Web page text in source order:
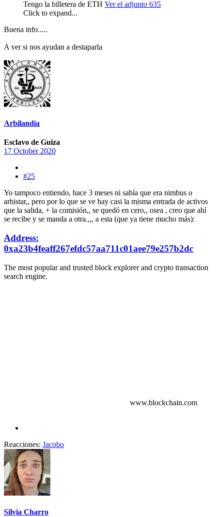
Tengo la billetera de ETH Ver el adjunto 635
Click to expand...
Buena info.....
A ver si nos ayudan a destaparla
Arbilandia
Esclavo de Guiza
17 October 2020
#25
Yo tampoco entiendo, hace 3 meses ni sabía que era nimbus o
arbistar,, pero por lo que se ve hay casi la misma entrada de activos
que la salida, + la comisión,, se quedó en cero,, osea , creo que ahí
se recibe y se manda a otra.,,, a esta (que ya tiene mucho más):
Address:
0xa23b4feaff267efdc57aa711c01aee79e257b2dc
The most popular and trusted block explorer and crypto transaction
search engine.
www.blockchain.com
Reacciones: Jacobo
Silvia Charro